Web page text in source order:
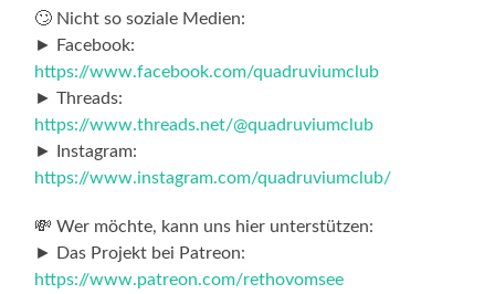
🙄 Nicht so soziale Medien:
► Facebook:
https://www.facebook.com/quadruviumclub
► Threads:
https://www.threads.net/@quadruviumclub
► Instagram:
https://www.instagram.com/quadruviumclub/
💸 Wer möchte, kann uns hier unterstützen:
► Das Projekt bei Patreon:
https://www.patreon.com/rethovomsee